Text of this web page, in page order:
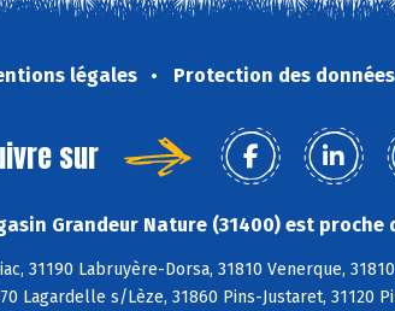
légales Protection des données
sur
Grandeur Nature (31400) est proche
31190 Labruyère-Dorsa, 31810 Venerque,
Lagardelle s/Lèze, 31860 Pins-Justaret, 31120